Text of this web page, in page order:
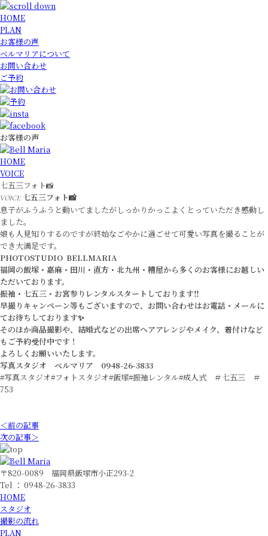
HOME
PLAN
お客様の声
ベルマリアについて
お問い合わせ
ご予約
お客様の声
HOME
VOICE
七五三フォト📸
VOICE 七五三フォト📸
息子がふうふうと動いてましたがしっかりかっこよくとっていただき感動し
ました。
娘も人見知りするのですが終始なごやかに過ごせて可愛い写真を撮ることが
でき大満足です。
PHOTOSTUDIO BELLMARIA
福岡の飯塚・嘉麻・田川・直方・北九州・糟屋から多くのお客様にお越しい
ただいております。
振袖・七五三・お宮参りレンタルスタートしております‼️
早撮りキャンペーン等もございますので、お問い合わせはお電話・メールに
てお待ちしております✨
そのほか商品撮影や、結婚式などの出席ヘアアレンジやメイク、着付けなど
もご予約受付中です！
よろしくお願いいたします。
写真スタジオ ベルマリア 0948-26-3833
#写真スタジオ#フォトスタジオ#飯塚#振袖レンタル#成人式 ＃七五三 ＃
753
＜前の記事
次の記事＞
〒820-0089 福岡県飯塚市小正293-2
Tel ： 0948-26-3833
HOME
スタジオ
撮影の流れ
PLAN